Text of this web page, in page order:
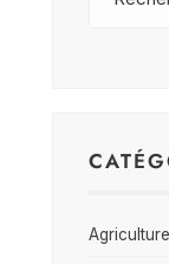
Agriculture